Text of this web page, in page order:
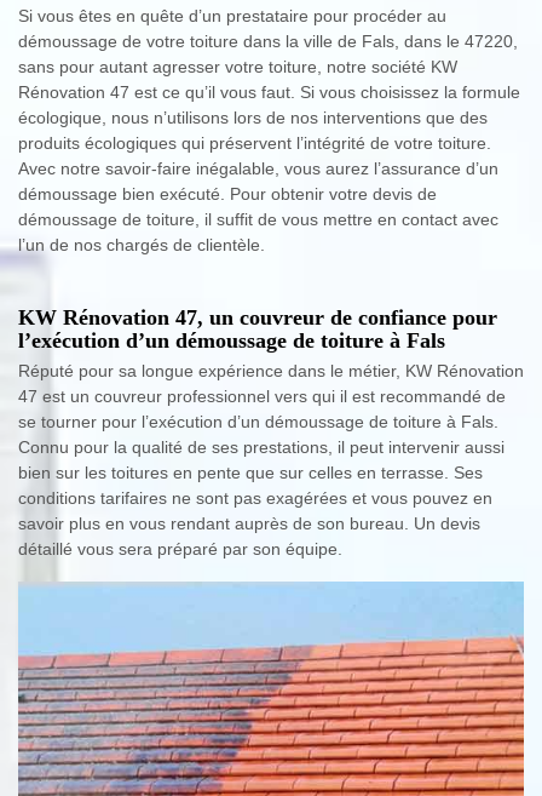
Si vous êtes en quête d’un prestataire pour procéder au
démoussage de votre toiture dans la ville de Fals, dans le 47220,
sans pour autant agresser votre toiture, notre société KW
Rénovation 47 est ce qu’il vous faut. Si vous choisissez la formule
écologique, nous n’utilisons lors de nos interventions que des
produits écologiques qui préservent l’intégrité de votre toiture.
Avec notre savoir-faire inégalable, vous aurez l’assurance d’un
démoussage bien exécuté. Pour obtenir votre devis de
démoussage de toiture, il suffit de vous mettre en contact avec
l’un de nos chargés de clientèle.
KW Rénovation 47, un couvreur de confiance pour
l’exécution d’un démoussage de toiture à Fals
Réputé pour sa longue expérience dans le métier, KW Rénovation
47 est un couvreur professionnel vers qui il est recommandé de
se tourner pour l’exécution d’un démoussage de toiture à Fals.
Connu pour la qualité de ses prestations, il peut intervenir aussi
bien sur les toitures en pente que sur celles en terrasse. Ses
conditions tarifaires ne sont pas exagérées et vous pouvez en
savoir plus en vous rendant auprès de son bureau. Un devis
détaillé vous sera préparé par son équipe.